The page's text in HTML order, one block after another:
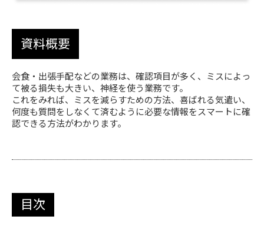
資料概要
会食・出張手配などの業務は、確認項目が多く、ミスによっ
て被る損失も大きい、神経を使う業務です。
これをみれば、ミスを減らすための方法、喜ばれる気遣い、
何度も質問をしなくて済むように必要な情報をスマートに確
認できる方法がわかります。
目次